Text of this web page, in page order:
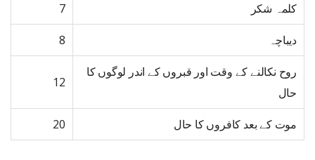
کلمہ شکر 7
دیباچہ 8
روح نکالنے کے وقت اور قبروں کے اندر لوگوں کا
حال
12
موت کے بعد کافروں کا حال 20